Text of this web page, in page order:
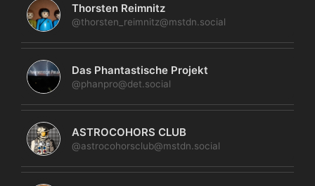
Thorsten Reimnitz
@thorsten_reimnitz@mstdn.social
Das Phantastische Projekt
@phanpro@det.social
ASTROCOHORS CLUB
@astrocohorsclub@mstdn.social